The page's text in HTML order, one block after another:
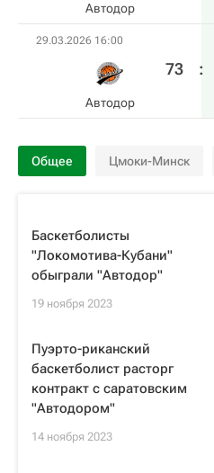
Автодор
29.03.2026 16:00
Автодор
73 :
Общее Цмоки-Минск
Баскетболисты
"Локомотива-Кубани"
обыграли "Автодор"
19 ноября 2023
Пуэрто-риканский
баскетболист расторг
контракт с саратовским
"Автодором"
14 ноября 2023